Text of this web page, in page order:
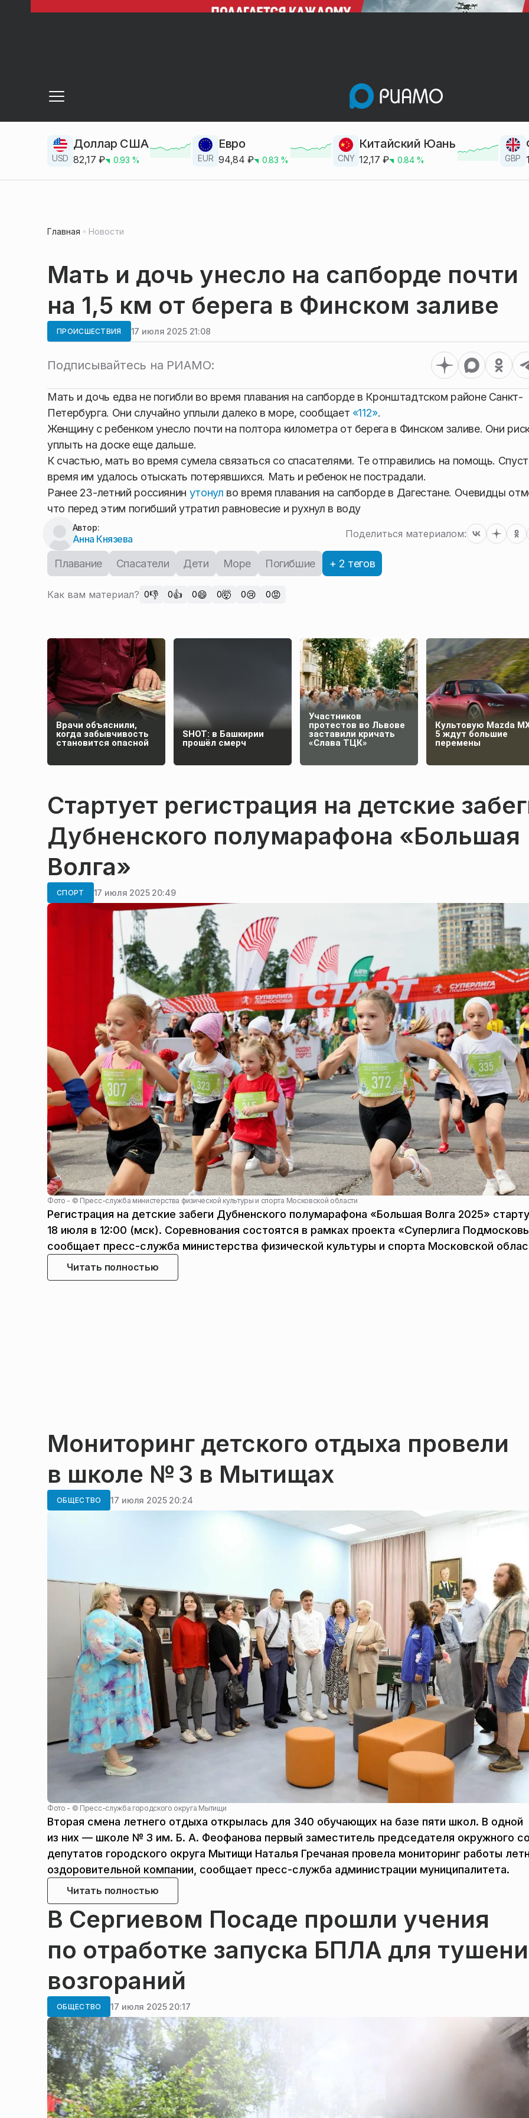
USD
Доллар США
82,17 ₽ 0.93 % EUR
Евро
94,84 ₽ 0.83 % CNY
Китайский Юань
12,17 ₽ 0.84% GBP
Главная Новости
Мать и дочь унесло на сапборде почти
на 1,5 км от берега в Финском заливе
ПРОИСШЕСТВИЯ 17 июля 2025 21:08
Подписывайтесь на РИАМО:
Мать и дочь едва не погибли во время плавания на сапборде в Кронштадтском районе Санкт-
Петербурга. Они случайно уплыли далеко в море, сообщает «112».
Женщину с ребенком унесло почти на полтора километра от берега в Финском заливе. Они
уплыть на доске еще дальше.
К счастью, мать во время сумела связаться со спасателями. Те отправились на помощь.
время им удалось отыскать потерявшихся. Мать и ребенок не пострадали.
Ранее 23-летний россиянин утонул во время плавания на сапборде в Дагестане. Очевидцы
что перед этим погибший утратил равновесие и рухнул в воду
Автор:
Анна Князева Поделиться материалом:
Плавание Спасатели Дети Море Погибшие + 2 тегов
Как вам материал? 0👎 0👍 0😄 0🤯 0😢 0😡
Врачи объяснили,
когда забывчивость
становится опасной
SHOT: в Башкирии
прошёл смерч
Участников
протестов во Львове
заставили кричать
«Слава ТЦК»
Культовую Mazda
5 ждут большие
перемены
Стартует регистрация на детские
Дубненского полумарафона «Большая
Волга»
СПОРТ 17 июля 2025 20:49
Фото - © Пресс-служба министерства физической культуры и спорта Московской области
​Регистрация на детские забеги Дубненского полумарафона «Большая Волга 2025»
18 июля в 12:00 (мск). Соревнования состоятся в рамках проекта «Суперлига
сообщает пресс-служба министерства физической культуры и спорта Московской
Читать полностью
Мониторинг детского отдыха провели
в школе № 3 в Мытищах
ОБЩЕСТВО 17 июля 2025 20:24
Фото - © Пресс-служба городского округа Мытищи
Вторая смена летнего отдыха открылась для 340 обучающих на базе пяти школ. В одной
из них — школе № 3 им. Б. А. Феофанова первый заместитель председателя окружного
депутатов городского округа Мытищи Наталья Гречаная провела мониторинг работы
оздоровительной компании, сообщает пресс-служба администрации муниципалитета.
Читать полностью
В Сергиевом Посаде прошли учения
по отработке запуска БПЛА для
возгораний
ОБЩЕСТВО 17 июля 2025 20:17